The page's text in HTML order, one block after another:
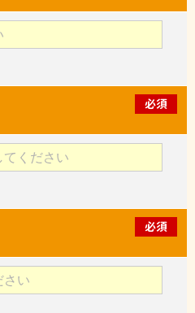
必須
必須